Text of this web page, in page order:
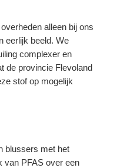
alleen bij ons
eerlijk beeld. We
complexer en
de provincie Flevoland
stof op mogelijk
blussers met het
van PFAS over een